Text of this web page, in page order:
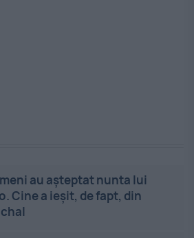
au așteptat nunta lui
Cine a ieșit, de fapt, din